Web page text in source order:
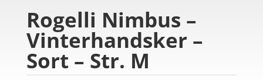
Rogelli Nimbus –
Vinterhandsker –
Sort – Str. M